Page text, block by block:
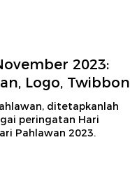
2023:
Logo, Twibbon
ditetapkanlah
peringatan Hari
Pahlawan 2023.